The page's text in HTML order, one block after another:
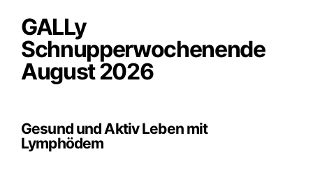
GALLy
Schnupperwochenende
August 2026
Gesund und Aktiv Leben mit
Lymphödem